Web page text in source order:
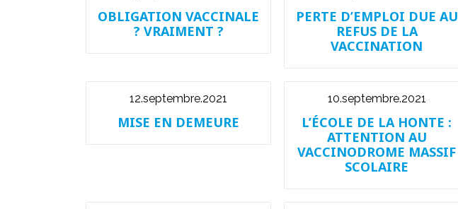
OBLIGATION VACCINALE
? VRAIMENT ?
PERTE D’EMPLOI DUE AU
REFUS DE LA
VACCINATION
12.septembre.2021
MISE EN DEMEURE
10.septembre.2021
L’ÉCOLE DE LA HONTE :
ATTENTION AU
VACCINODROME MASSIF
SCOLAIRE